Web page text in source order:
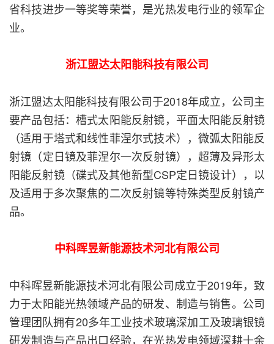
省科技进步一等奖等荣誉，是光热发电行业的领军企
业。
浙江盟达太阳能科技有限公司
浙江盟达太阳能科技有限公司于2018年成立，公司主
要产品包括：槽式太阳能反射镜，平面太阳能反射镜
（适用于塔式和线性菲涅尔式技术），微弧太阳能反
射镜（定日镜及菲涅尔一次反射镜），超薄及异形太
阳能反射镜（碟式及其他新型CSP定日镜设计），以
及适用于多次聚焦的二次反射镜等特殊类型反射镜产
品。
中科晖昱新能源技术河北有限公司
中科晖昱新能源技术河北有限公司成立于2019年，致
力于太阳能光热领域产品的研发、制造与销售。公司
管理团队拥有20多年工业技术玻璃深加工及玻璃银镜
研发制造与产品出口经验，在光热发电领域深耕十余